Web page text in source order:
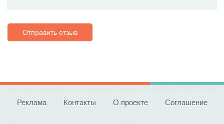
Отправить отзыв
Реклама Контакты О проекте Соглашение